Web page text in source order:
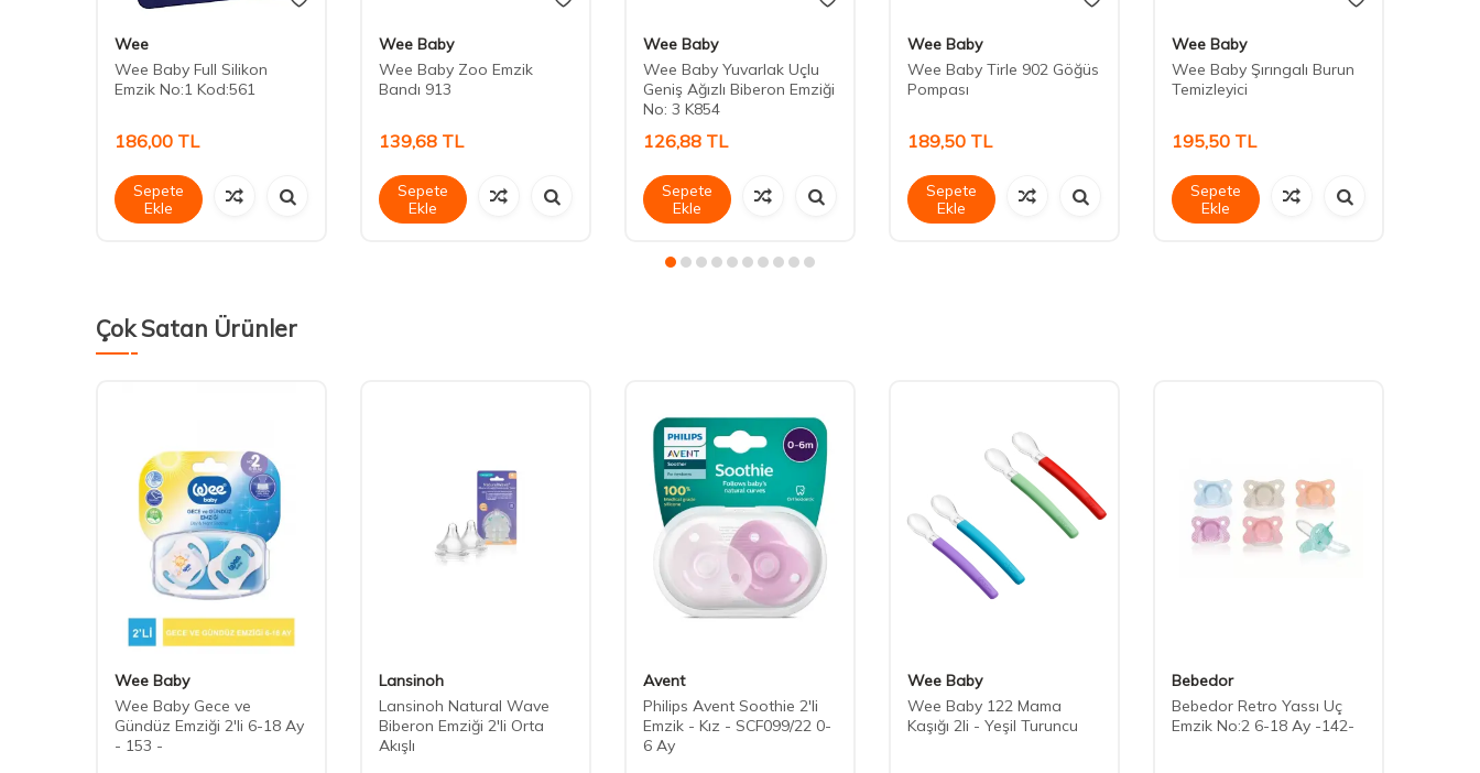
Wee
Wee Baby Full Silikon
Emzik No:1 Kod:561
186,00 TL
Sepete
Ekle
Wee Baby
Wee Baby Zoo Emzik
Bandı 913
139,68 TL
Sepete
Ekle
Wee Baby
Wee Baby Yuvarlak Uçlu
Geniş Ağızlı Biberon Emziği
No: 3 K854
126,88 TL
Sepete
Ekle
Wee Baby
Wee Baby Tirle 902 Göğüs
Pompası
189,50 TL
Sepete
Ekle
Wee Baby
Wee Baby Şırıngalı Burun
Temizleyici
195,50 TL
Sepete
Ekle
Çok Satan Ürünler
Wee Baby
Wee Baby Gece ve
Gündüz Emziği 2'li 6-18 Ay
- 153 -
Lansinoh
Lansinoh Natural Wave
Biberon Emziği 2'li Orta
Akışlı
Avent
Philips Avent Soothie 2'li
Emzik - Kız - SCF099/22 0-
6 Ay
Wee Baby
Wee Baby 122 Mama
Kaşığı 2li - Yeşil Turuncu
Bebedor
Bebedor Retro Yassı Uç
Emzik No:2 6-18 Ay -142-